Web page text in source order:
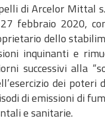
di Arcelor Mittal
febbraio 2020,
dello
inquinanti e
successivi alla
dei
di emissioni di
e sanitarie.